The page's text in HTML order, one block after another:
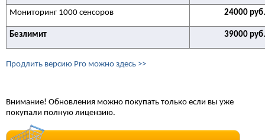
Мониторинг 1000 сенсоров 24000 руб.
Безлимит 39000 руб.
Продлить версию Pro можно здесь >>
Внимание! Обновления можно покупать только если вы уже
покупали полную лицензию.